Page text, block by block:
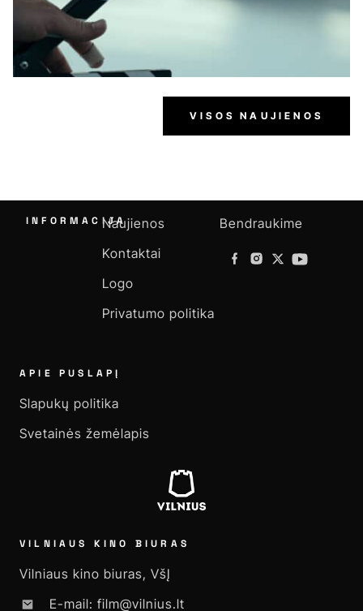
VISOS NAUJIENOS
INFORMACIJANaujienos
Kontaktai
Logo
Privatumo politika
Bendraukime
APIE PUSLAPĮ
Slapukų politika
Svetainės žemėlapis
VILNIAUS KINO BIURAS
Vilniaus kino biuras, VšĮ
E-mail: film@vilnius.lt